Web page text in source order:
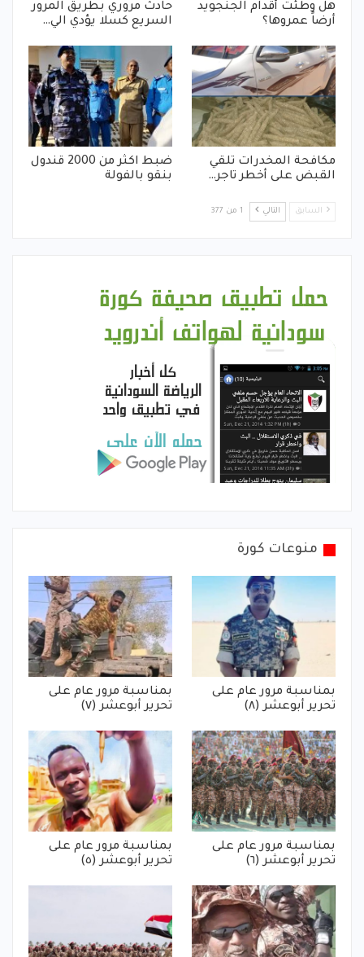
هل وطئت أقدام الجنجويد
أرضاً عمروها؟
حادث مروري بطريق المرور
السريع كسلا يؤدي الي…
مكافحة المخدرات تلقي
القبض على أخطر تاجر…
ضبط اكثر من 2000 قندول
بنقو بالفولة
السابق التالي 1 من 377
منوعات كورة
بمناسبة مرور عام على
تحرير أبوعشر (٨)
بمناسبة مرور عام على
تحرير أبوعشر (٧)
بمناسبة مرور عام على
تحرير أبوعشر (٦)
بمناسبة مرور عام على
تحرير أبوعشر (٥)